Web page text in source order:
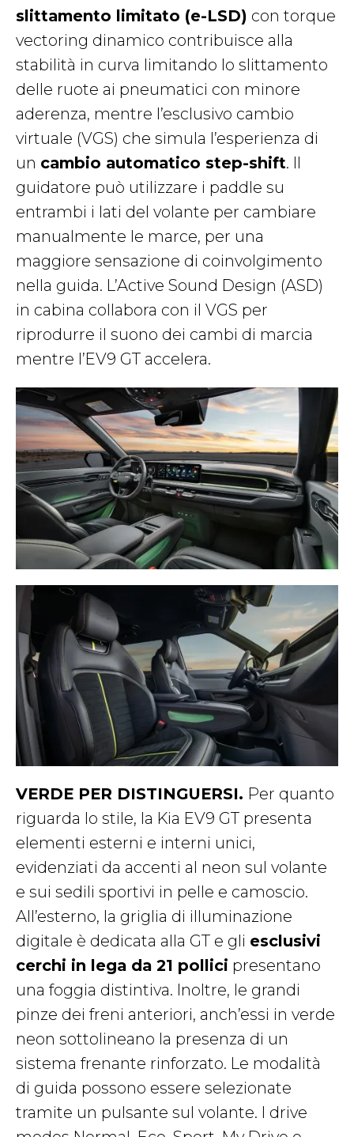
slittamento limitato (e-LSD) con torque
vectoring dinamico contribuisce alla
stabilità in curva limitando lo slittamento
delle ruote ai pneumatici con minore
aderenza, mentre l’esclusivo cambio
virtuale (VGS) che simula l’esperienza di
un cambio automatico step-shift. Il
guidatore può utilizzare i paddle su
entrambi i lati del volante per cambiare
manualmente le marce, per una
maggiore sensazione di coinvolgimento
nella guida. L’Active Sound Design (ASD)
in cabina collabora con il VGS per
riprodurre il suono dei cambi di marcia
mentre l’EV9 GT accelera.
VERDE PER DISTINGUERSI. Per quanto
riguarda lo stile, la Kia EV9 GT presenta
elementi esterni e interni unici,
evidenziati da accenti al neon sul volante
e sui sedili sportivi in pelle e camoscio.
All’esterno, la griglia di illuminazione
digitale è dedicata alla GT e gli esclusivi
cerchi in lega da 21 pollici presentano
una foggia distintiva. Inoltre, le grandi
pinze dei freni anteriori, anch’essi in verde
neon sottolineano la presenza di un
sistema frenante rinforzato. Le modalità
di guida possono essere selezionate
tramite un pulsante sul volante. I drive